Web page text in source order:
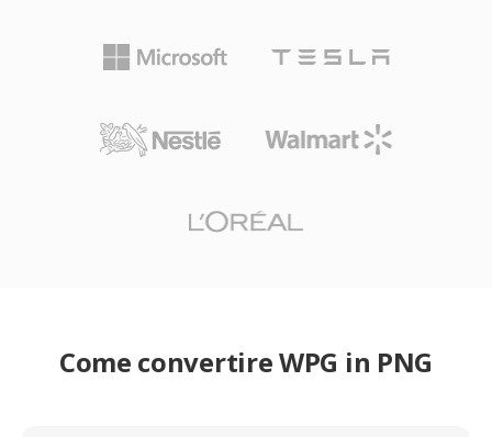
Come convertire WPG in PNG